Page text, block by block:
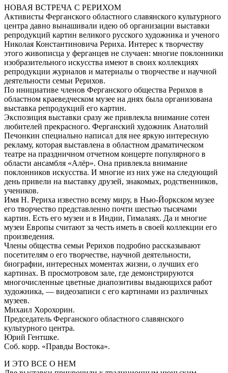
НОВАЯ ВСТРЕЧА С РЕРИХОМ
Активисты Ферганского областного славянского культурного
центра давно вынашивали идею об организации выставки
репродукций картин великого русского художника и ученого
Николая Константиновича Рериха. Интерес к творчеству
этого живописца у ферганцев не случаен: многие поклонники
изобразительного искусства имеют в своих коллекциях
репродукции журналов и материалы о творчестве и научной
деятельности семьи Рерихов.
По инициативе членов Ферганского общества Рерихов в
областном краеведческом музее на днях была организована
выставка репродукций его картин.
Экспозиция выставки сразу же привлекла внимание сотен
любителей прекрасного. Ферганский художник Анатолий
Печонкин специально написал для нее яркую интересную
рекламу, которая выставлена в областном драматическом
театре на праздничном отчетном концерте популярного в
области ансамбля «Алёр». Она привлекла внимание
поклонников искусства. И многие из них уже на следующий
день привели на выставку друзей, знакомых, родственников,
учеников.
Имя Н. Рериха известно всему миру, в Нью-Йоркском музее
его творчество представленно почти шестью тысячами
картин. Есть его музеи и в Индии, Гималаях. Да и многие
музеи Европы считают за честь иметь в своей коллекции его
произведения.
Члены общества семьи Рерихов подробно рассказывают
посетителям о его творчестве, научной деятельности,
биографии, интересных моментах жизни, о лучших его
картинах. В просмотровом зале, где демонстрируются
многочисленные цветные диапозитивы выдающихся работ
художника, — видеозаписи с его картинами из различных
музеев.
Михаил Хорохорин.
Председатель Ферганского областного славянского
культурного центра.
Юрий Гентшке.
Соб. корр. «Правды Востока».
И ЭТО ВСЕ О НЕМ